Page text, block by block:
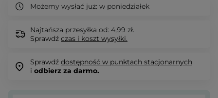
Możemy wysłać już: w poniedziałek
Najtańsza przesyłka od: 4,99 zł.
Sprawdź czas i koszt wysyłki.
Sprawdź dostępność w punktach stacjonarnych
i odbierz za darmo.